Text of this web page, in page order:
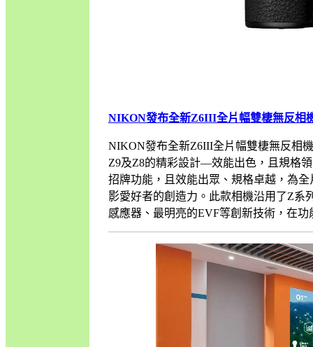
NIKON發布全新Z6III全片幅雙棲無反相
NIKON發布全新Z6III全片幅雙棲無反相
Z9及Z8的精彩設計—效能出色，且規格
招牌功能，且效能出眾、規格卓越，為
影愛好者的創造力。此款相機沿用了Z系
感應器、最明亮的EVF等創新技術，在功